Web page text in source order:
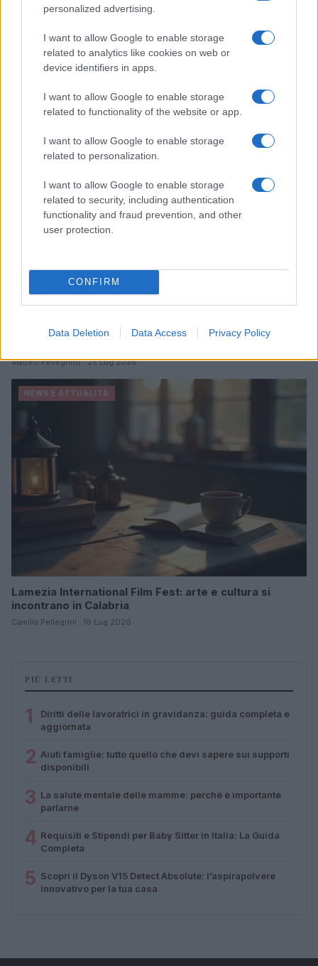
personalized advertising.
I want to allow Google to enable storage
related to analytics like cookies on web or
device identifiers in apps.
I want to allow Google to enable storage
related to functionality of the website or app.
I want to allow Google to enable storage
related to personalization.
I want to allow Google to enable storage
related to security, including authentication
functionality and fraud prevention, and other
user protection.
CONFIRM
Data Deletion Data Access Privacy Policy
ICA Milano presenta mostre, concerti e letture per
Matteo Pellegrino · 6 Ago 2026
Codacons denuncia: i problemi che affliggono la Sicilia
Matteo Pellegrino · 25 Lug 2026
NEWS E ATTUALITÀ
Lamezia International Film Fest: arte e cultura si
incontrano in Calabria
Camilla Pellegrini · 16 Lug 2026
PIÙ LETTI
1
Diritti delle lavoratrici in gravidanza: guida completa e
aggiornata
2 Aiuti famiglie: tutto quello che devi sapere sui supporti
disponibili
3 La salute mentale delle mamme: perché è importante
parlarne
4 Requisiti e Stipendi per Baby Sitter in Italia: La Guida
Completa
5 Scopri il Dyson V15 Detect Absolute: l’aspirapolvere
innovativo per la tua casa